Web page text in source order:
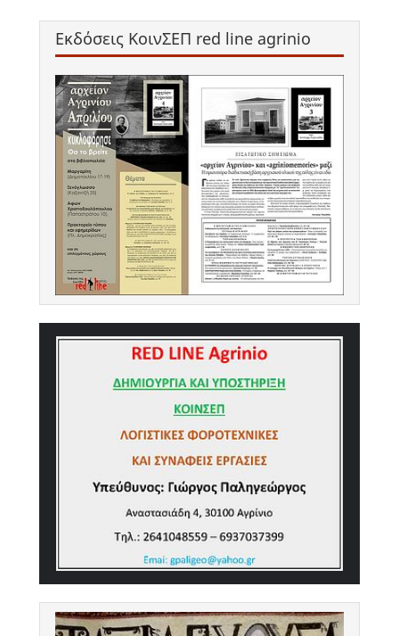
Εκδόσεις ΚοινΣΕΠ red line agrinio